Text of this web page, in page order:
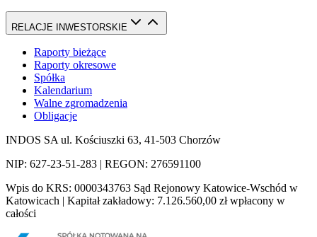
RELACJE INWESTORSKIE
Raporty bieżące
Raporty okresowe
Spółka
Kalendarium
Walne zgromadzenia
Obligacje
INDOS SA ul. Kościuszki 63, 41-503 Chorzów
NIP: 627-23-51-283 | REGON: 276591100
Wpis do KRS: 0000343763 Sąd Rejonowy Katowice-Wschód w
Katowicach | Kapitał zakładowy: 7.126.560,00 zł wpłacony w
całości